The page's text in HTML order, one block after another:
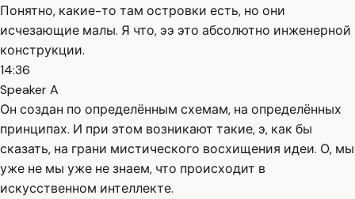
Понятно, какие-то там островки есть, но они
исчезающие малы. Я что, ээ это абсолютно инженерной
конструкции.
14:36
Speaker A
Он создан по определённым схемам, на определённых
принципах. И при этом возникают такие, э, как бы
сказать, на грани мистического восхищения идеи. О, мы
уже не мы уже не знаем, что происходит в
искусственном интеллекте.